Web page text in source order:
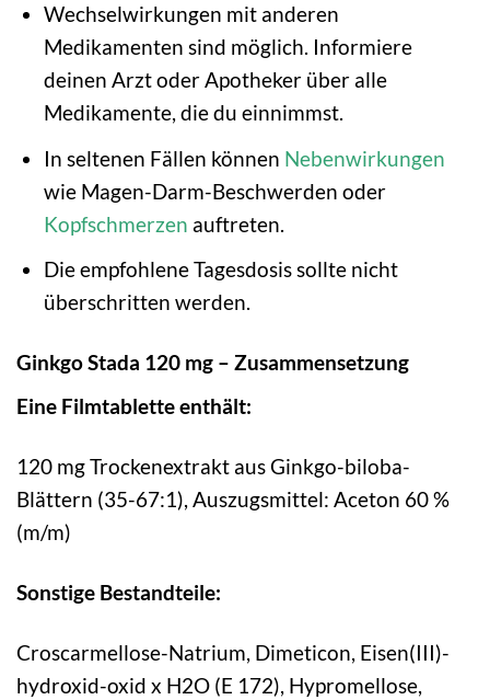
Wechselwirkungen mit anderen
Medikamenten sind möglich. Informiere
deinen Arzt oder Apotheker über alle
Medikamente, die du einnimmst.
In seltenen Fällen können Nebenwirkungen
wie Magen-Darm-Beschwerden oder
Kopfschmerzen auftreten.
Die empfohlene Tagesdosis sollte nicht
überschritten werden.
Ginkgo Stada 120 mg – Zusammensetzung
Eine Filmtablette enthält:
120 mg Trockenextrakt aus Ginkgo-biloba-
Blättern (35-67:1), Auszugsmittel: Aceton 60 %
(m/m)
Sonstige Bestandteile:
Croscarmellose-Natrium, Dimeticon, Eisen(III)-
hydroxid-oxid x H2O (E 172), Hypromellose,